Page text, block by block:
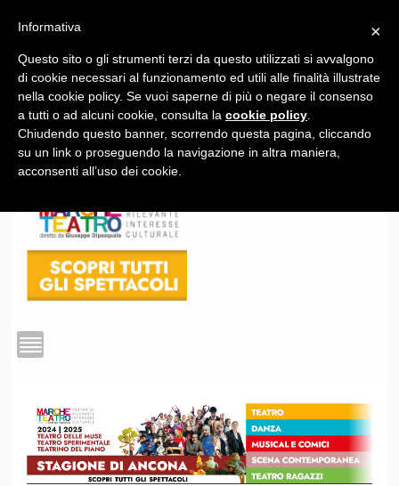
1
×
Informativa
Questo sito o gli strumenti terzi da questo utilizzati si avvalgono
di cookie necessari al funzionamento ed utili alle finalità illustrate
nella cookie policy. Se vuoi saperne di più o negare il consenso
a tutti o ad alcuni cookie, consulta la cookie policy
Chiudendo questo banner, scorrendo questa pagina, cliccando
su un link o proseguendo la navigazione in altra maniera,
acconsenti all’uso dei cookie.